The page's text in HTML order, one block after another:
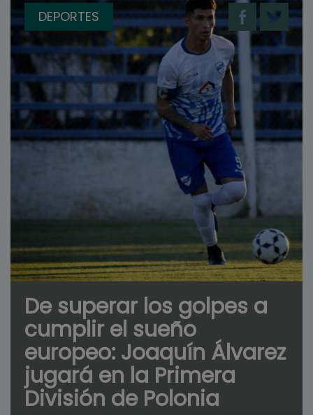
DEPORTES
De superar los golpes a
cumplir el sueño
europeo: Joaquín Álvarez
jugará en la Primera
División de Polonia